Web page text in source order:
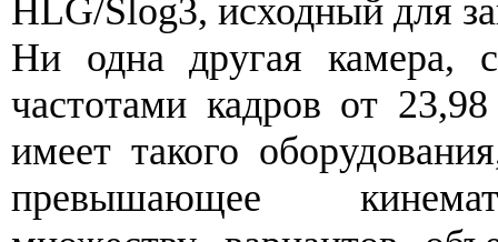
HLG/Slog3, исходный для
Ни одна другая камера,
частотами кадров от
имеет такого
превышающее